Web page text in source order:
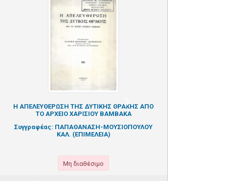
Η ΑΠΕΛΕΥΘΕΡΩΣΗ ΤΗΣ ΔΥΤΙΚΗΣ ΘΡΑΚΗΣ ΑΠΟ
ΤΟ ΑΡΧΕΙΟ ΧΑΡΙΣΙΟΥ ΒΑΜΒΑΚΑ
Συγγραφέας: ΠΑΠΑΘΑΝΑΣΗ-ΜΟΥΣΙΟΠΟΥΛΟΥ
ΚΑΛ. (ΕΠΙΜΕΛΕΙΑ)
Μη διαθέσιμο
Next